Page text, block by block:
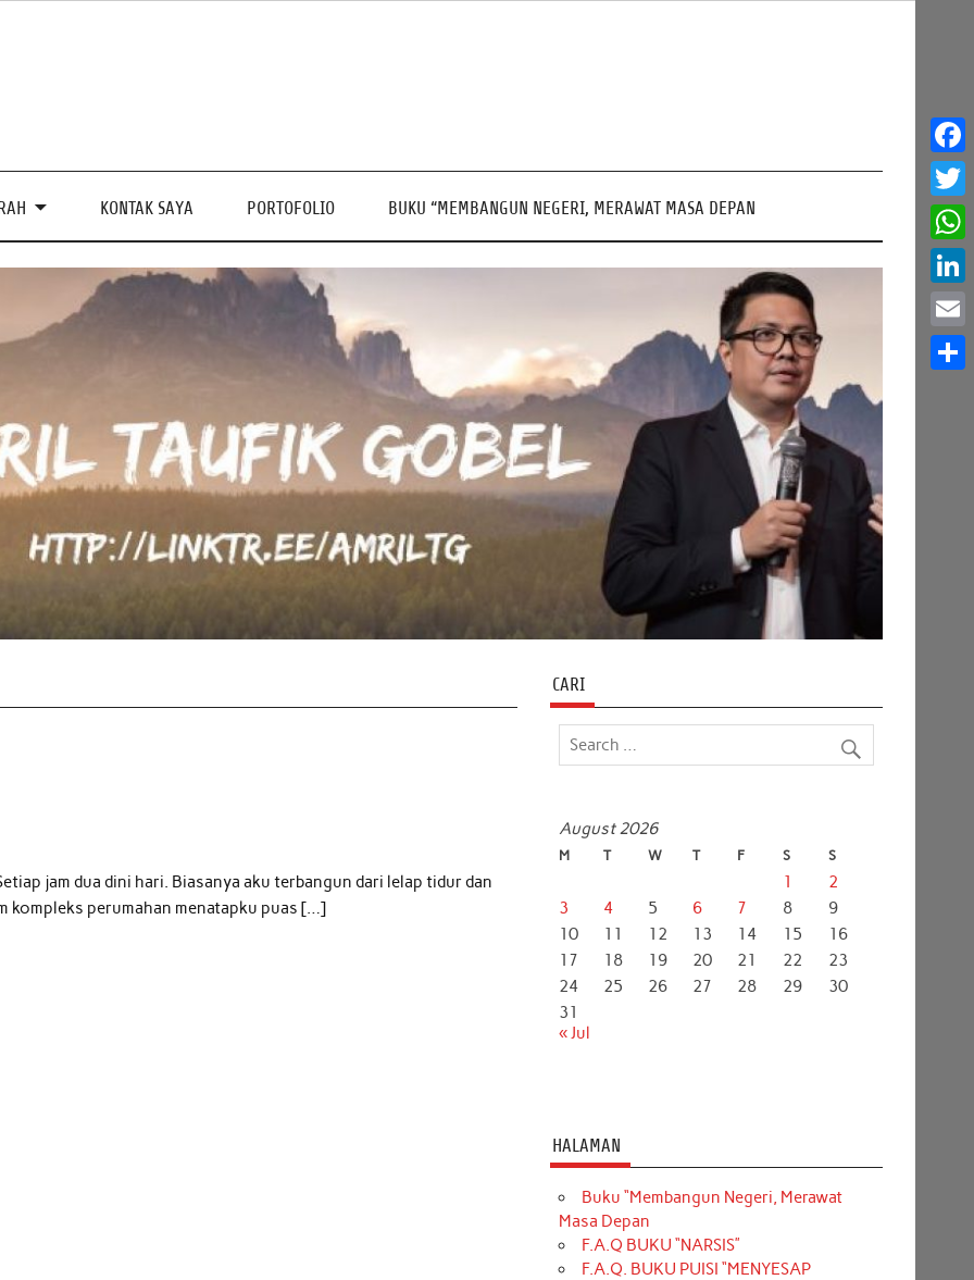
KONTAK SAYA PORTOFOLIO BUKU “MEMBANGUN NEGERI, MERAWAT MASA DEPAN
jam dua dini hari. Biasanya aku terbangun dari lelap tidur dan
kompleks perumahan menatapku puas […]
CARI
August 2026
M T W T F S S
1
2
3
4 5 6 7 8
9
10
11 12 13 14 15
16
17
18 19 20 21 22
23
24
25 26 27 28 29
30
31
« Jul
HALAMAN
Buku “Membangun Negeri, Merawat
Masa Depan
F.A.Q BUKU “NARSIS”
F.A.Q. BUKU PUISI “MENYESAP
Email